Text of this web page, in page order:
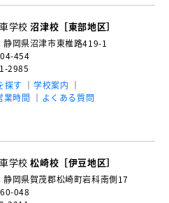
学校沼津校［東部地区］
静岡県沼津市東椎路419-1
454
2985
探す
学校案内
業時間
よくある質問
学校松崎校［伊豆地区］
静岡県賀茂郡松崎町岩科南側17
048